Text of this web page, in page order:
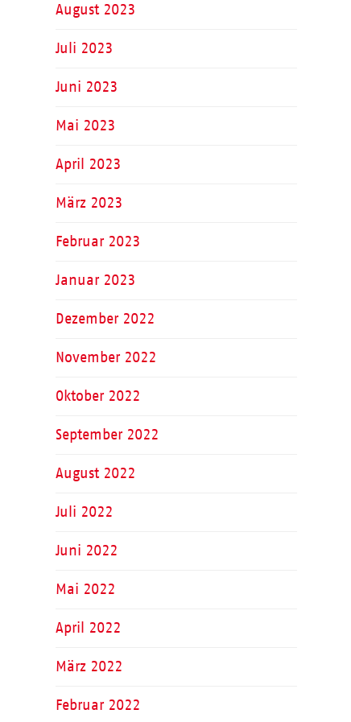
August 2023
Juli 2023
Juni 2023
Mai 2023
April 2023
März 2023
Februar 2023
Januar 2023
Dezember 2022
November 2022
Oktober 2022
September 2022
August 2022
Juli 2022
Juni 2022
Mai 2022
April 2022
März 2022
Februar 2022